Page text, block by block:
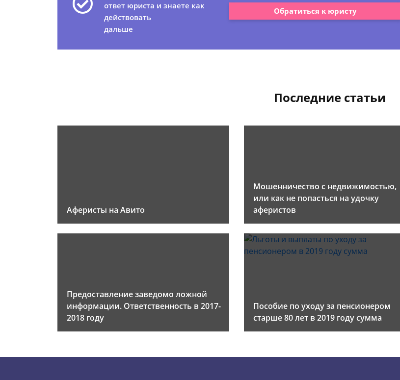
ответ юриста и знаете как
действовать
дальше
Обратиться к юристу
Последние статьи
Аферисты на Авито
Мошенничество с недвижимостью,
или как не попасться на удочку
аферистов
Предоставление заведомо ложной
информации. Ответственность в 2017-
2018 году
Пособие по уходу за пенсионером
старше 80 лет в 2019 году сумма